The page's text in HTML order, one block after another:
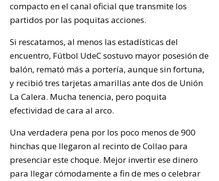
compacto en el canal oficial que transmite los
partidos por las poquitas acciones.
Si rescatamos, al menos las estadísticas del
encuentro, Fútbol UdeC sostuvo mayor posesión de
balón, remató más a portería, aunque sin fortuna,
y recibió tres tarjetas amarillas ante dos de Unión
La Calera. Mucha tenencia, pero poquita
efectividad de cara al arco.
Una verdadera pena por los poco menos de 900
hinchas que llegaron al recinto de Collao para
presenciar este choque. Mejor invertir ese dinero
para llegar cómodamente a fin de mes o celebrar